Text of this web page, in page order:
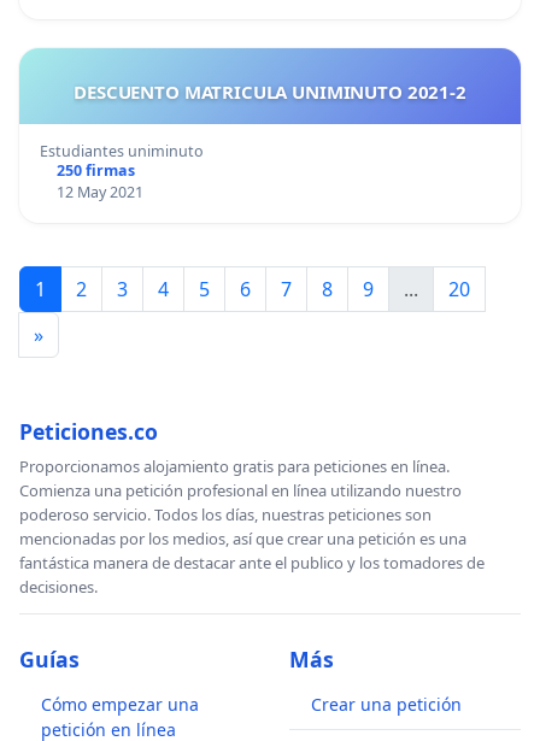
DESCUENTO MATRICULA UNIMINUTO 2021-2
Estudiantes uniminuto
250 firmas
12 May 2021
1 2 3 4 5 6 7 8 9 ...
20
»
Peticiones.co
Proporcionamos alojamiento gratis para peticiones en línea.
Comienza una petición profesional en línea utilizando nuestro
poderoso servicio. Todos los días, nuestras peticiones son
mencionadas por los medios, así que crear una petición es una
fantástica manera de destacar ante el publico y los tomadores de
decisiones.
Guías
Cómo empezar una
petición en línea
Más
Crear una petición